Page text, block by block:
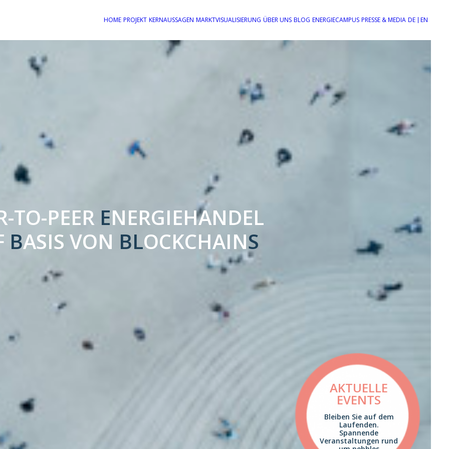
HOME PROJEKT KERNAUSSAGEN MARKTVISUALISIERUNG ÜBER UNS BLOG ENERGIECAMPUS PRESSE & MEDIA DE EN
TO-PEER ENERGIEHANDEL
BASIS VON BLOCKCHAINS
AKTUELLE
EVENTS
Bleiben Sie auf dem
Laufenden.
Spannende
Veranstaltungen rund